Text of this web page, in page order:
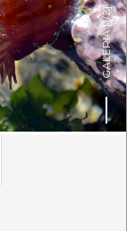
GALERIA [
1/2
]